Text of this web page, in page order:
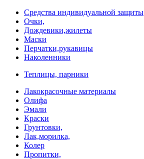
Средства индивидуальной защиты
Очки,
Дождевики,жилеты
Маски
Перчатки,рукавицы
Наколенники
Теплицы, парники
Лакокрасочные материалы
Олифа
Эмали
Краски
Грунтовки,
Лак,морилка,
Колер
Пропитки,